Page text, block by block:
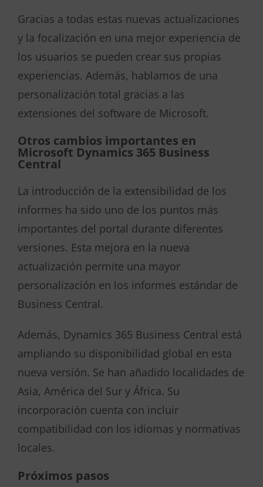
Gracias a todas estas nuevas actualizaciones
y la focalización en una mejor experiencia de
los usuarios se pueden crear sus propias
experiencias. Además, hablamos de una
personalización total gracias a las
extensiones del software de Microsoft.
Otros cambios importantes en
Microsoft Dynamics 365 Business
Central
La introducción de la extensibilidad de los
informes ha sido uno de los puntos más
importantes del portal durante diferentes
versiones. Esta mejora en la nueva
actualización permite una mayor
personalización en los informes estándar de
Business Central.
Además, Dynamics 365 Business Central está
ampliando su disponibilidad global en esta
nueva versión. Se han añadido localidades de
Asia, América del Sur y África. Su
incorporación cuenta con incluir
compatibilidad con los idiomas y normativas
locales.
Próximos pasos